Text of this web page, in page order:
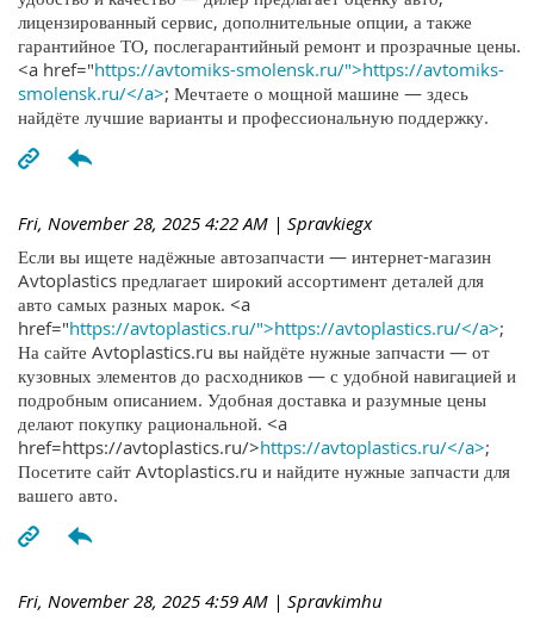
лицензированный сервис, дополнительные опции, а также
гарантийное ТО, послегарантийный ремонт и прозрачные цены.
<a href="https://avtomiks-smolensk.ru/">https://avtomiks-
smolensk.ru/</a>; Мечтаете о мощной машине — здесь
найдёте лучшие варианты и профессиональную поддержку.
Fri, November 28, 2025 4:22 AM | Spravkiegx
Если вы ищете надёжные автозапчасти — интернет-магазин
Avtoplastics предлагает широкий ассортимент деталей для
авто самых разных марок. <a
href="https://avtoplastics.ru/">https://avtoplastics.ru/</a>;
На сайте Avtoplastics.ru вы найдёте нужные запчасти — от
кузовных элементов до расходников — с удобной навигацией и
подробным описанием. Удобная доставка и разумные цены
делают покупку рациональной. <a
href=https://avtoplastics.ru/>https://avtoplastics.ru/</a>;
Посетите сайт Avtoplastics.ru и найдите нужные запчасти для
вашего авто.
Fri, November 28, 2025 4:59 AM | Spravkimhu